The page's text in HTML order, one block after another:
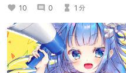
10
0 1 分